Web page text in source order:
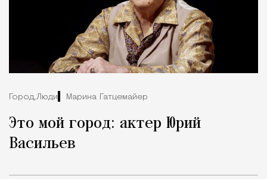
Город,Люди Марина Гатцемайер
Это мой город: актер Юрий
Васильев